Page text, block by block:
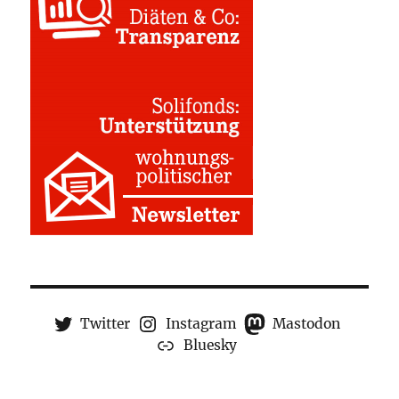
Twitter Instagram
Mastodon
Bluesky